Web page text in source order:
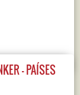
– PAÍSES